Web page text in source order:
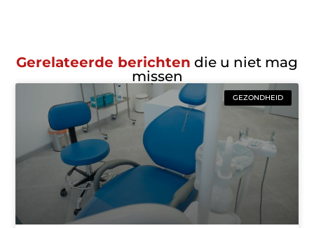
Gerelateerde berichten die u niet mag
missen
GEZONDHEID